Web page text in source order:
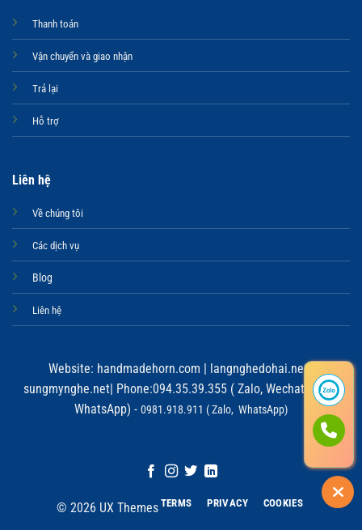
Thanh toán
Vận chuyển và giao nhận
Trả lại
Hỗ trợ
Liên hệ
Về chúng tôi
Các dịch vụ
Blog
Liên hệ
Website: handmadehorn.com langnghedohai.net
sungmynghe.net| Phone:094.35.39.355 ( Zalo, Wechat, Viber,
WhatsApp) - 0981.918.911 ( Zalo, WhatsApp)
© 2026 UX Themes TERMS PRIVACY COOKIES